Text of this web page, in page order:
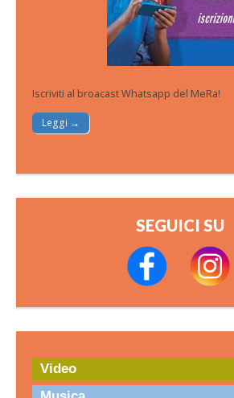
Iscriviti al broacast Whatsapp del MeRa!
Leggi →
SEGUICI SU
Video